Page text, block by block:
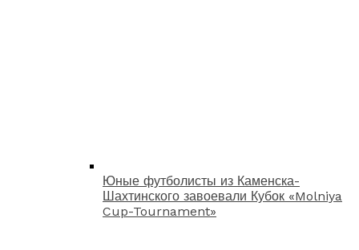
Юные футболисты из Каменска-
Шахтинского завоевали Кубок «Molniya
Cup-Tournament»